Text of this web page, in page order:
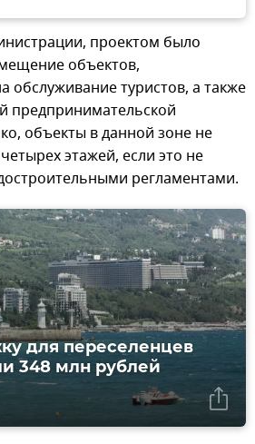
проектом было
объектов,
обслуживание туристов, а также
предпринимательской
объекты в данной зоне не
этажей, если это не
регламентами.
для переселенцев
348 млн рублей